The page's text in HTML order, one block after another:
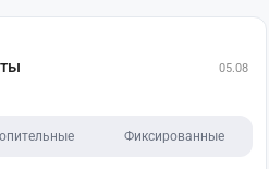
05.08
Фиксированные